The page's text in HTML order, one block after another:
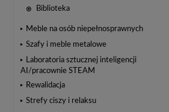
Biblioteka
Meble na osób niepełnosprawnych
Szafy i meble metalowe
Laboratoria sztucznej inteligencji
AI/pracownie STEAM
Rewalidacja
Strefy ciszy i relaksu